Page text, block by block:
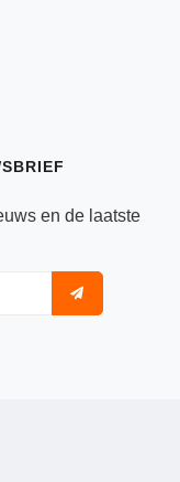
en de laatste